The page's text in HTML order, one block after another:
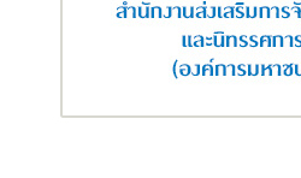
อันดับ 1 ด้วยมูลค่ากว่า 1.87 หมื่นล้าน
อุตสาหกรรม (ที่มา: สำนักงาน ก.ล.ต.
บลจ.กสิกรไทย มีมูลค่าสินทรัพย์ภายใ
ล้านล้านบาท แบ่งเป็นธุรกิจกองทุนรวม